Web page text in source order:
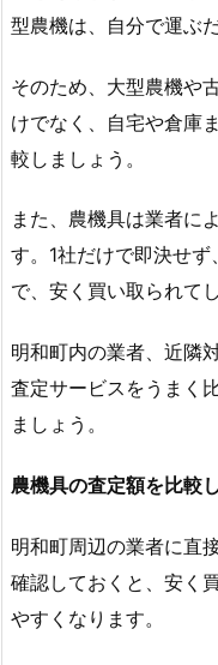
型農機は、自分で運ぶ
そのため、大型農機や
けでなく、自宅や倉庫
較しましょう。
また、農機具は業者に
す。1社だけで即決せ
で、安く買い取られて
明和町内の業者、近隣
査定サービスをうまく
ましょう。
農機具の査定額を比較
明和町周辺の業者に直
確認しておくと、安く
やすくなります。